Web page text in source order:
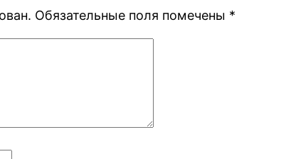
Обязательные поля помечены *